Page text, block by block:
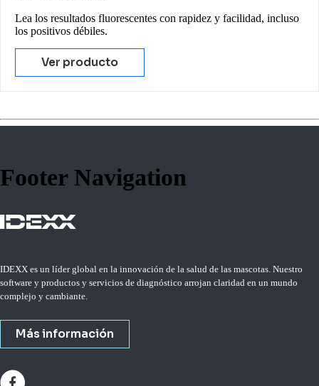
Lea los resultados fluorescentes con rapidez y facilidad, incluso
los positivos débiles.
Ver producto
Footer Navigation
IDEXX es un líder global en la innovación de la salud de las mascotas. Nuestro
software y productos y servicios de diagnóstico arrojan claridad en un mundo
complejo y cambiante.
Más información